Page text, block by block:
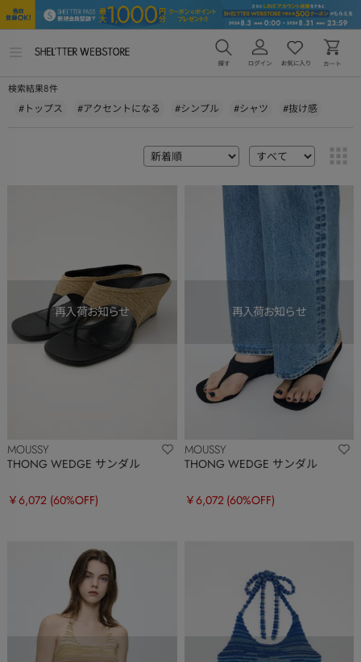
ー
を
検索結果8件
#トップス #アクセントになる #シンプル #シャツ #抜け感
MOUSSY
THONG WEDGE サンダル
￥6,072 (60%OFF)
MOUSSY
THONG WEDGE サンダル
￥6,072 (60%OFF)